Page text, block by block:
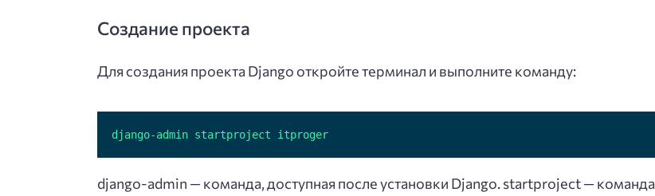
Создание проекта
Для создания проекта Django откройте терминал и выполните команду:
django-admin startproject itproger
django-admin — команда, доступная после установки Django. startproject — команда